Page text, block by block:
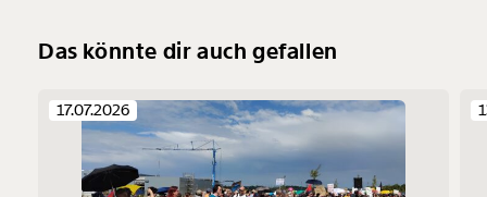
Das könnte dir auch gefallen
17.07.2026